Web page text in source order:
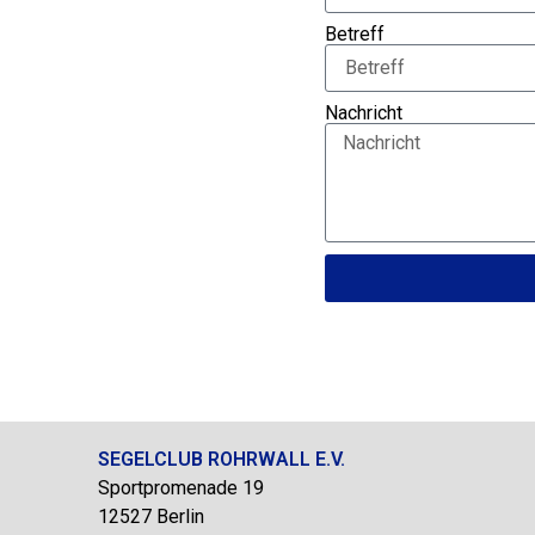
Betreff
Nachricht
SEGELCLUB ROHRWALL E.V.
Sportpromenade 19
12527 Berlin